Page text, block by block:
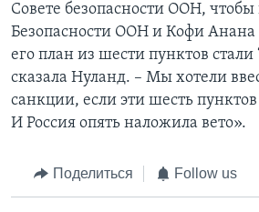
Совете безопасности ООН,
Безопасности ООН и Кофи Анана
его план из шести пунктов стали
сказала Нуланд. – Мы хотели
санкции, если эти шесть
И Россия опять наложила вето».
Поделиться Follow us